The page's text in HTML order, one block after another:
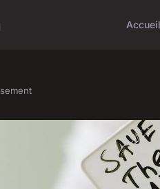
Accueil